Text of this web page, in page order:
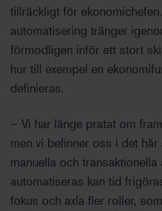
tillräckligt för
automatisering tränger
förmodligen inför ett stort
hur till exempel en
definieras.
– Vi har länge pratat om
men vi befinner oss i det
manuella och
automatiseras kan tid
fokus och axla fler roller,